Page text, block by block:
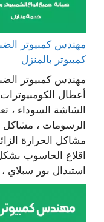
كمبيوتر بالمنزل
مهندس كمبيوتر
أعطال
الشاشة السوداء ،
الرسومات ، مشاكل
مشاكل الحرارة
اقلاع الحاسوب
استبدال بور